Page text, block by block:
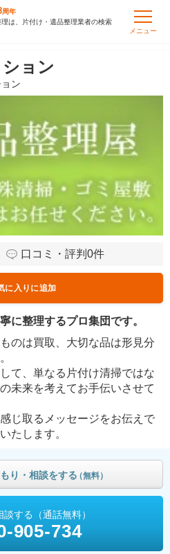
周年
は、片付け・遺品整理業者の検索
メニュー
ョン
ン
口コミ・評判0件
に入りに追加
に整理するプロ集団です。
のは買取、大切な品は形見分
て、単なる片付け清掃ではな
未来を考えてお手伝いさせて
じ取るメッセージをお伝えで
たします。
り・相談をする（無料）
談する（通話無料）
905-734